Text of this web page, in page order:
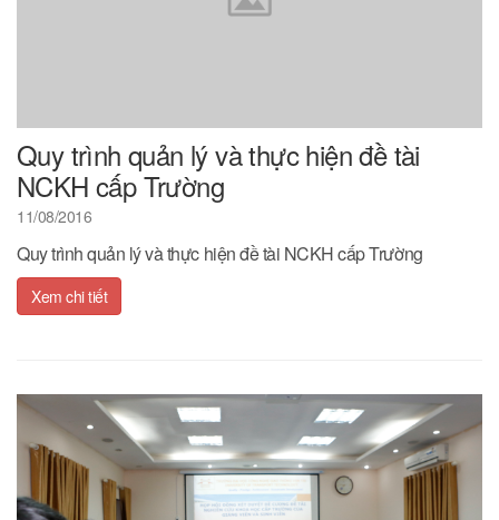
Quy trình quản lý và thực hiện đề tài
NCKH cấp Trường
11/08/2016
Quy trình quản lý và thực hiện đề tài NCKH cấp Trường
Xem chi tiết